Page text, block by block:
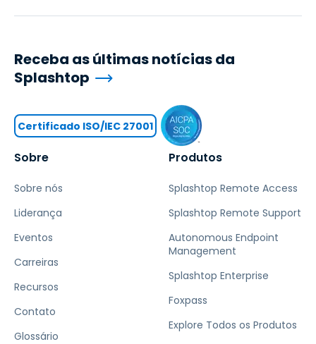
Sobre
Sobre nós
Liderança
Eventos
Carreiras
Recursos
Contato
Glossário
Produtos
Splashtop Remote Access
Splashtop Remote Support
Autonomous Endpoint
Management
Splashtop Enterprise
Foxpass
Explore Todos os Produtos
Receba as últimas notícias da
Splashtop
Certificado ISO/IEC 27001